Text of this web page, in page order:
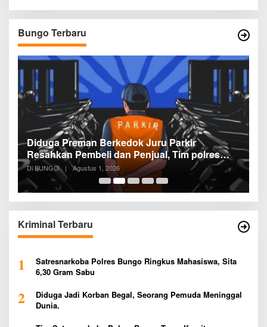
Bungo Terbaru
Diduga Preman Berkedok Juru Parkir
Resahkan Pembeli dan Penjual, Tim polres
Bungo dan Kapolsek Diminta Segera
Bertindak
Di BUNGO | Agustus 1, 2026
Kriminal Terbaru
1
Satresnarkoba Polres Bungo Ringkus Mahasiswa, Sita
6,30 Gram Sabu
2
Diduga Jadi Korban Begal, Seorang Pemuda Meninggal
Dunia.